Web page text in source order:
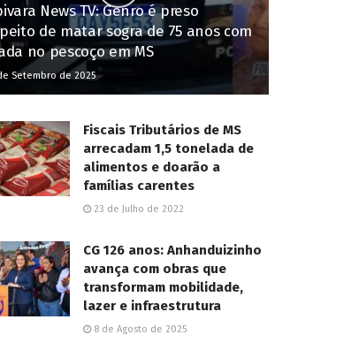
News TV: Genro é preso
de matar sogra de 75 anos com
no pescoço em MS
Setembro de 2025
Fiscais Tributários de MS
arrecadam 1,5 tonelada de
alimentos e doarão a
famílias carentes
23 de Julho de 2022
CG 126 anos: Anhanduizinho
avança com obras que
transformam mobilidade,
lazer e infraestrutura
8 de Agosto de 2025